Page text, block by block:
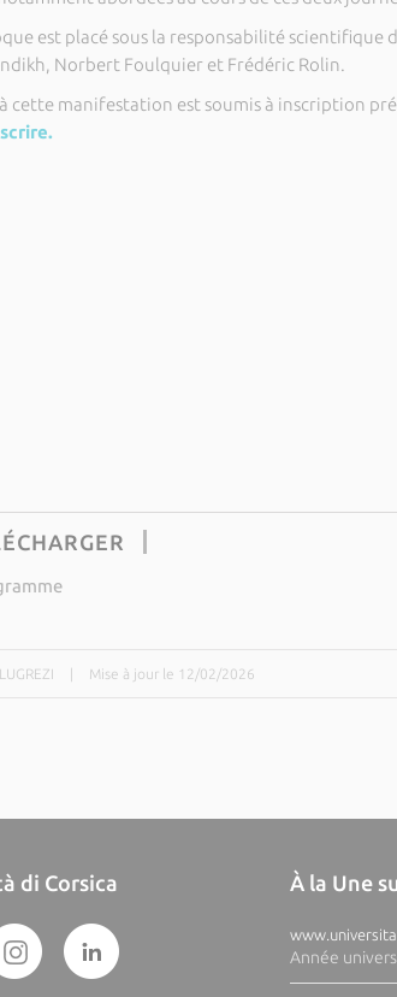
est placé sous la responsabilité scientifique
Norbert Foulquier et Frédéric Rolin.
à cette manifestation est soumis à inscription
Mise à jour le 12/02/2026
di Corsica À la Une
Année